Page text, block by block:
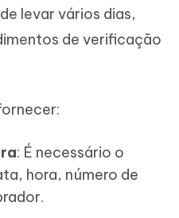
levar vários dias,
de verificação
: É necessário o
hora, número de